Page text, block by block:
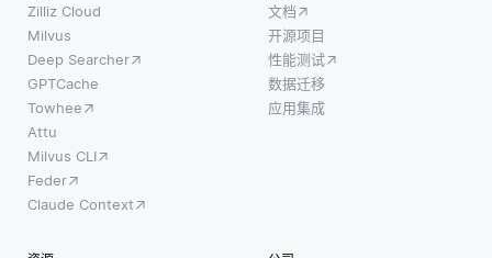
Zilliz Cloud
Milvus
Deep Searcher
GPTCache
Towhee
Attu
Milvus CLI
Feder
Claude Context
文档
开源项目
性能测试
数据迁移
应用集成